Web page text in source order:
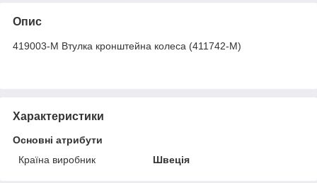
Опис
419003-M Втулка кронштейна колеса (411742-M)
Характеристики
Основні атрибути
Країна виробник
Швеція